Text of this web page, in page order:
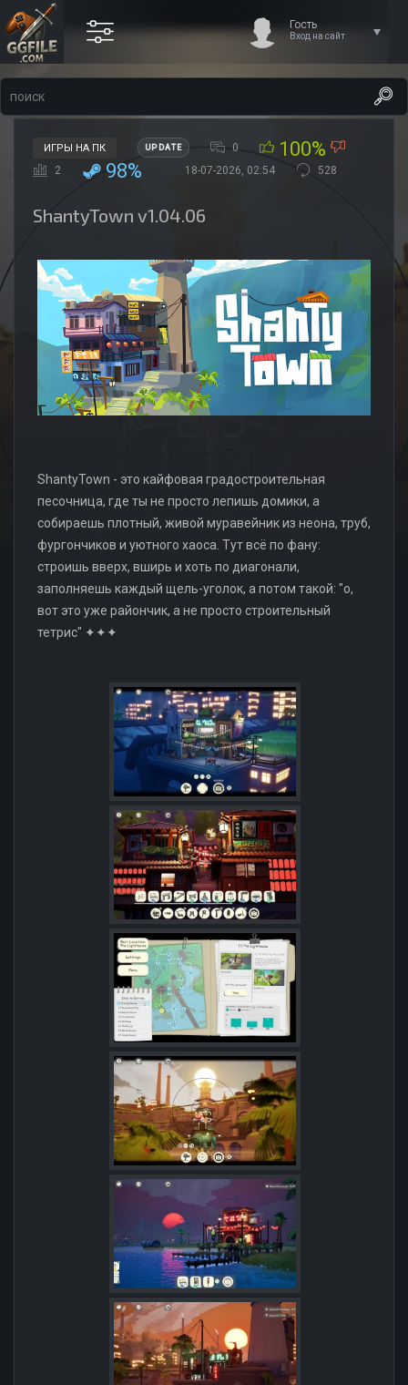
Гость
Вход на сайт
ИГРЫ НА ПК UPDATE 0 100%
2 98% 18-07-2026, 02:54 528
ShantyTown v1.04.06
ShantyTown - это кайфовая градостроительная
песочница, где ты не просто лепишь домики, а
собираешь плотный, живой муравейник из неона, труб,
фургончиков и уютного хаоса. Тут всё по фану:
строишь вверх, вширь и хоть по диагонали,
заполняешь каждый щель-уголок, а потом такой: "о,
вот это уже райончик, а не просто строительный
тетрис" ✦✦✦